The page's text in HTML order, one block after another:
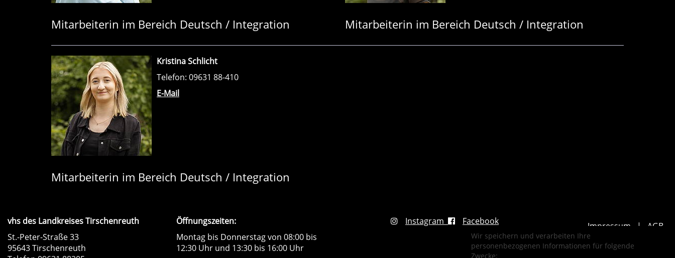
Mitarbeiterin im Bereich Deutsch / Integration Mitarbeiterin im Bereich Deutsch / Integration
Kristina Schlicht
Telefon: 09631 88-410
E-Mail
Mitarbeiterin im Bereich Deutsch / Integration
vhs des Landkreises Tirschenreuth
St.-Peter-Straße 33
95643 Tirschenreuth
Öffnungszeiten:
Montag bis Donnerstag von 08:00 bis
12:30 Uhr und 13:30 bis 16:00 Uhr
Facebook
Instagram Impressum
AGB
Datenschutzerklärung
Widerrufsformular
Newsletter
Wir speichern und verarbeiten Ihre
personenbezogenen Informationen für folgende
Zwecke: